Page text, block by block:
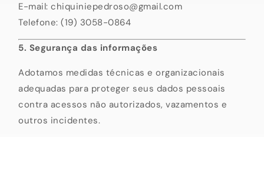
E-mail:chiquiniepedroso@gmail.com
Telefone: (19) 3058-0864
5. Segurança das informações
Adotamos medidas técnicas e organizacionais
adequadas para proteger seus dados pessoais
contra acessos não autorizados, vazamentos e
outros incidentes.